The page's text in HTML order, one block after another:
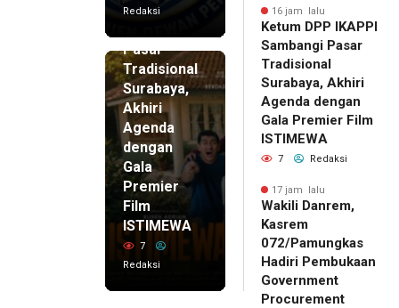
Redaksi
IKAPPI
Pasar
Tradisional
Surabaya,
Akhiri
Agenda
dengan
Gala
Premier
Film
ISTIMEWA
7
Redaksi
16 jam lalu
Ketum DPP IKAPPI
Sambangi Pasar
Tradisional
Surabaya, Akhiri
Agenda dengan
Gala Premier Film
ISTIMEWA
7 Redaksi
17 jam lalu
Wakili Danrem,
Kasrem
072/Pamungkas
Hadiri Pembukaan
Government
Procurement